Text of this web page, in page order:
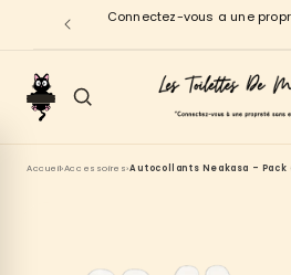
passer
Accueil›Accessoires›Autocollants Neakasa – Pack